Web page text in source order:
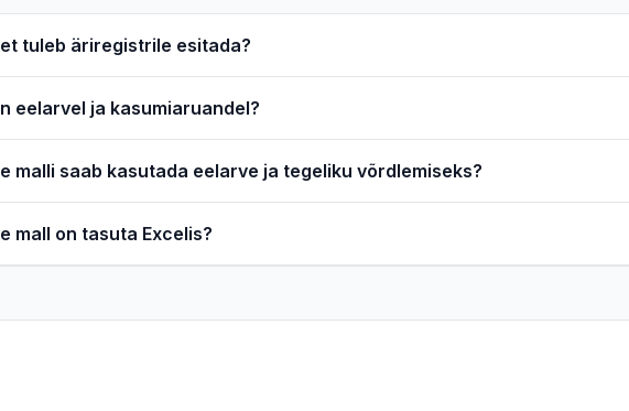
tuleb äriregistrile esitada?
eelarvel ja kasumiaruandel?
malli saab kasutada eelarve ja tegeliku võrdlemiseks?
mall on tasuta Excelis?